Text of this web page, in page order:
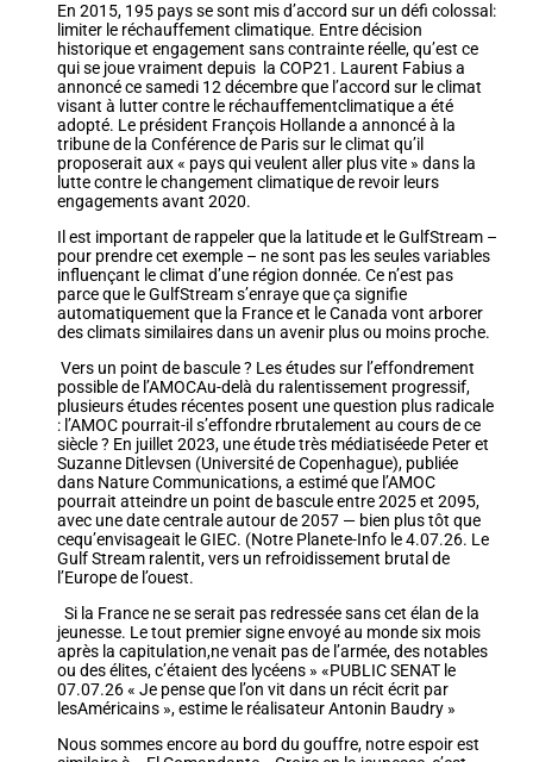
En 2015, 195 pays se sont mis d’accord sur un défi colossal:
limiter le réchauffement climatique. Entre décision
historique et engagement sans contrainte réelle, qu’est ce
qui se joue vraiment depuis la COP21. Laurent Fabius a
annoncé ce samedi 12 décembre que l’accord sur le climat
visant à lutter contre le réchauffementclimatique a été
adopté. Le président François Hollande a annoncé à la
tribune de la Conférence de Paris sur le climat qu’il
proposerait aux « pays qui veulent aller plus vite » dans la
lutte contre le changement climatique de revoir leurs
engagements avant 2020.
Il est important de rappeler que la latitude et le GulfStream –
pour prendre cet exemple – ne sont pas les seules variables
influençant le climat d’une région donnée. Ce n’est pas
parce que le GulfStream s’enraye que ça signifie
automatiquement que la France et le Canada vont arborer
des climats similaires dans un avenir plus ou moins proche.
Vers un point de bascule ? Les études sur l’effondrement
possible de l’AMOCAu-delà du ralentissement progressif,
plusieurs études récentes posent une question plus radicale
: l’AMOC pourrait-il s’effondre rbrutalement au cours de ce
siècle ? En juillet 2023, une étude très médiatiséede Peter et
Suzanne Ditlevsen (Université de Copenhague), publiée
dans Nature Communications, a estimé que l’AMOC
pourrait atteindre un point de bascule entre 2025 et 2095,
avec une date centrale autour de 2057 — bien plus tôt que
cequ’envisageait le GIEC. (Notre Planete-Info le 4.07.26. Le
Gulf Stream ralentit, vers un refroidissement brutal de
l’Europe de l’ouest.
Si la France ne se serait pas redressée sans cet élan de la
jeunesse. Le tout premier signe envoyé au monde six mois
après la capitulation,ne venait pas de l’armée, des notables
ou des élites, c’étaient des lycéens » «PUBLIC SENAT le
07.07.26 « Je pense que l’on vit dans un récit écrit par
lesAméricains », estime le réalisateur Antonin Baudry »
Nous sommes encore au bord du gouffre, notre espoir est